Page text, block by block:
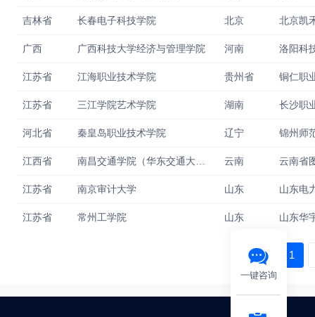
吉林省 长春电子科技学院 北京 北京凯
广西 广西科技大学经济与管理学院 河南 洛阳科
江苏省 江海职业技术学院 贵州省 铜仁职
江苏省 三江学院艺术学院 湖南
河北省 秦皇岛职业技术学院 辽宁
江西省 云南 云南省
江苏省 南京审计大学 山东 山东电
江苏省 常州工学院 山东
‹ 1
一键咨询